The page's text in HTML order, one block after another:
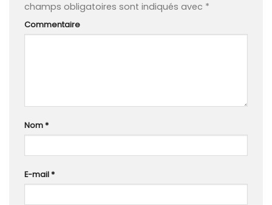
champs obligatoires sont indiqués avec *
Commentaire
Nom*
E-mail*